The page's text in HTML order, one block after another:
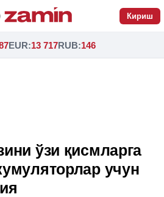
Кириш
EUR:13 717RUB:146
ўзи қисмларга
учун